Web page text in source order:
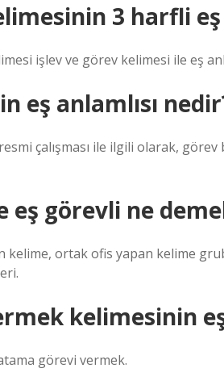
3 harfli eş
işlev ve görev kelimesi ile eş
eş anlamlısı
çalışması ile ilgili olarak,
eş görevli ne
kelime, ortak ofis yapan kelime
kelimesinin
görevi vermek.